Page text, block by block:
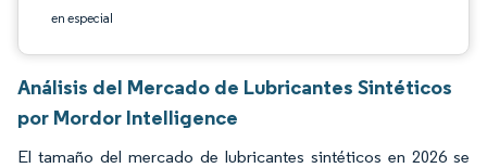
en especial
Análisis del Mercado de Lubricantes Sintéticos
por Mordor Intelligence
El tamaño del mercado de lubricantes sintéticos en 2026 se